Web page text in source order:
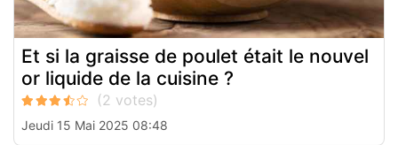
Et si la graisse de poulet était le nouvel
or liquide de la cuisine ?
Jeudi 15 Mai 2025 08:48